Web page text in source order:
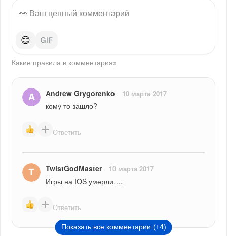
😊
Какие правила в комментариях
Andrew Grygorenko 10 марта 2017
кому то зашло?
Ответить
TwistGodMaster 10 марта 2017
Игры на IOS умерли….
Ответить
Показать все комментарии (+4)